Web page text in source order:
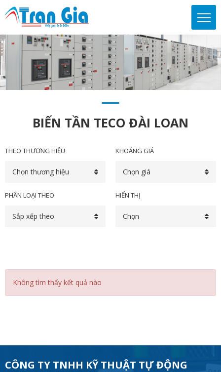
BIẾN TẦN TECO ĐÀI LOAN
THEO THƯƠNG HIỆU
Chọn thương hiệu
KHOẢNG GIÁ
Chọn giá
PHÂN LOẠI THEO
Sắp xếp theo
HIỂN THỊ
Chọn
Không tìm thấy kết quả nào
CÔNG TY TNHH KỸ THUẬT TỰ ĐỘNG